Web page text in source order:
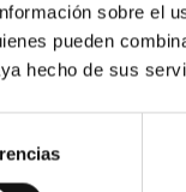
sobre el
pueden
hecho de sus
SOY MAYOR
SOY MAYOR
cuyo contenido
que a este